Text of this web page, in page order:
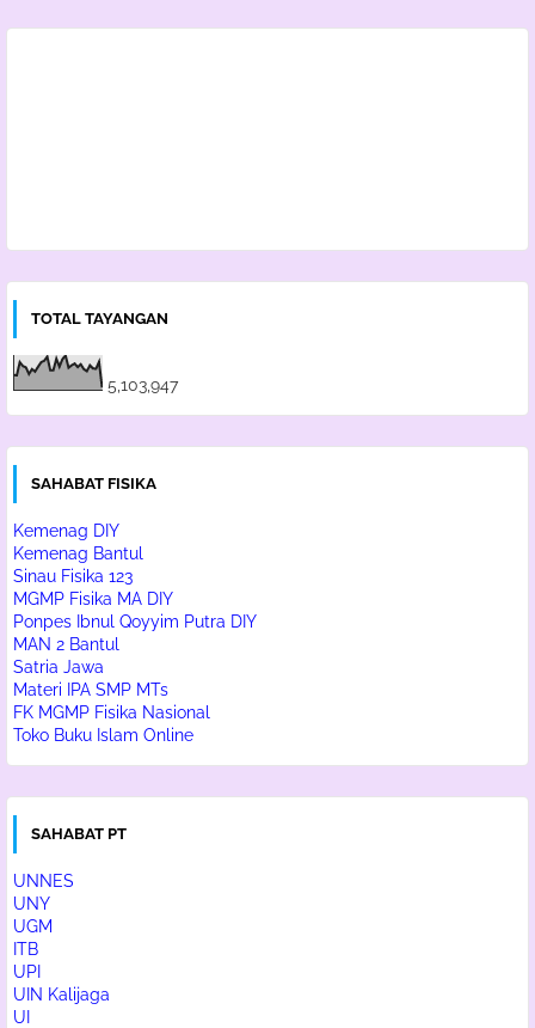
TOTAL TAYANGAN
5,103,947
SAHABAT FISIKA
Kemenag DIY
Kemenag Bantul
Sinau Fisika 123
MGMP Fisika MA DIY
Ponpes Ibnul Qoyyim Putra DIY
MAN 2 Bantul
Satria Jawa
Materi IPA SMP MTs
FK MGMP Fisika Nasional
Toko Buku Islam Online
SAHABAT PT
UNNES
UNY
UGM
ITB
UPI
UIN Kalijaga
UI